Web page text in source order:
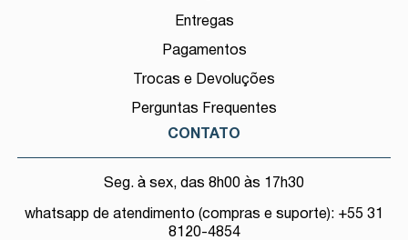
Entregas
Pagamentos
Trocas e Devoluções
Perguntas Frequentes
CONTATO
Seg. à sex, das 8h00 às 17h30
whatsapp de atendimento (compras e suporte): +55 31
8120-4854